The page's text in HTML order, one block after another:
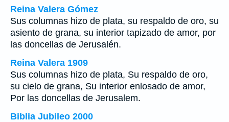
Reina Valera Gómez
Sus columnas hizo de plata, su respaldo de oro, su
asiento de grana, su interior tapizado de amor, por
las doncellas de Jerusalén.
Reina Valera 1909
Sus columnas hizo de plata, Su respaldo de oro,
su cielo de grana, Su interior enlosado de amor,
Por las doncellas de Jerusalem.
Biblia Jubileo 2000